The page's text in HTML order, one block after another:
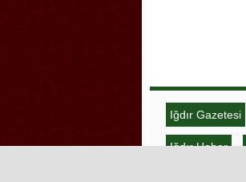
Iğdır Gazetesi
Iğdır Haber